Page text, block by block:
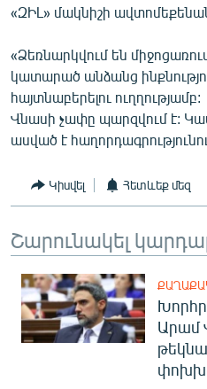
«ԶԻԼ» մակնիշի
«Ձեռնարկվում են
կատարած անձանց
հայտնաբերելու ուղղությամբ:
Վնասի չափը պարզվում է:
ասված է
Կիսվել Հետևեք մեզ
Շարունակել
Արամ